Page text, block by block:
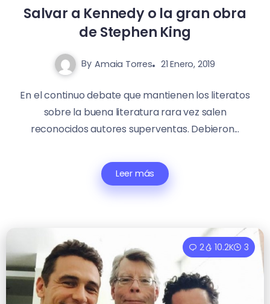
Salvar a Kennedy o la gran obra
de Stephen King
By Amaia Torres 21 Enero, 2019
En el continuo debate que mantienen los literatos
sobre la buena literatura rara vez salen
reconocidos autores superventas. Debieron...
Leer más
2 10.2K 3